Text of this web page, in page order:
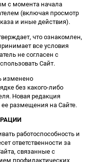
с момента начала
(включая просмотр
и иные действия).
что ознакомлен,
все условия
не согласен с
Сайт.
изменено
без какого-либо
Новая редакция
размещения на Сайте.
работоспособность и
ответственности за
связанные с
профилактических